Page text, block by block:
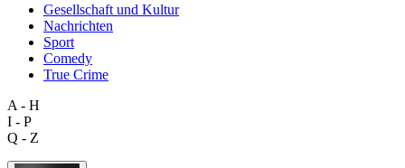
Gesellschaft und Kultur
Nachrichten
Sport
Comedy
True Crime
A - H
I - P
Q - Z